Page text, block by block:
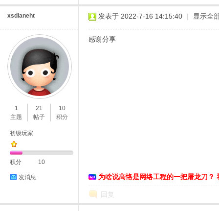
xsdianeht
1
主题
21
帖子
10
积分
初级玩家
积分 10
发消息
发表于 2022-7-16 14:15:40 | 显示全
感谢分享
为啥说高恪是网络工程的一把屠龙刀？
回复